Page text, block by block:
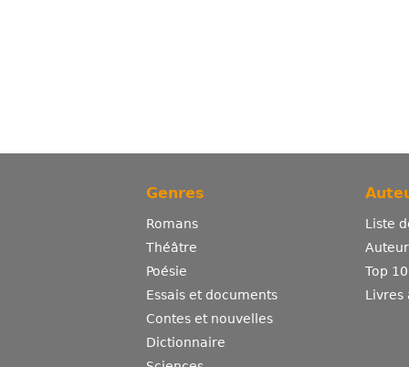
Genres
Romans
Théâtre
Poésie
Essais et documents
Contes et nouvelles
Dictionnaire
Liste
Top
Livres